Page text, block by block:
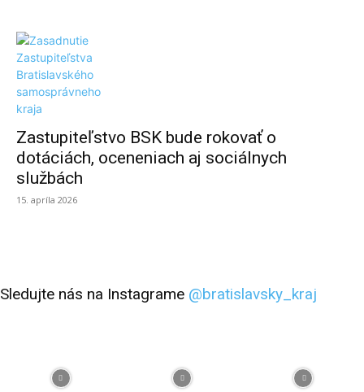
Zastupiteľstvo BSK bude rokovať o
dotáciách, oceneniach aj sociálnych
službách
15. apríla 2026
Sledujte nás na Instagrame @bratislavsky_kraj